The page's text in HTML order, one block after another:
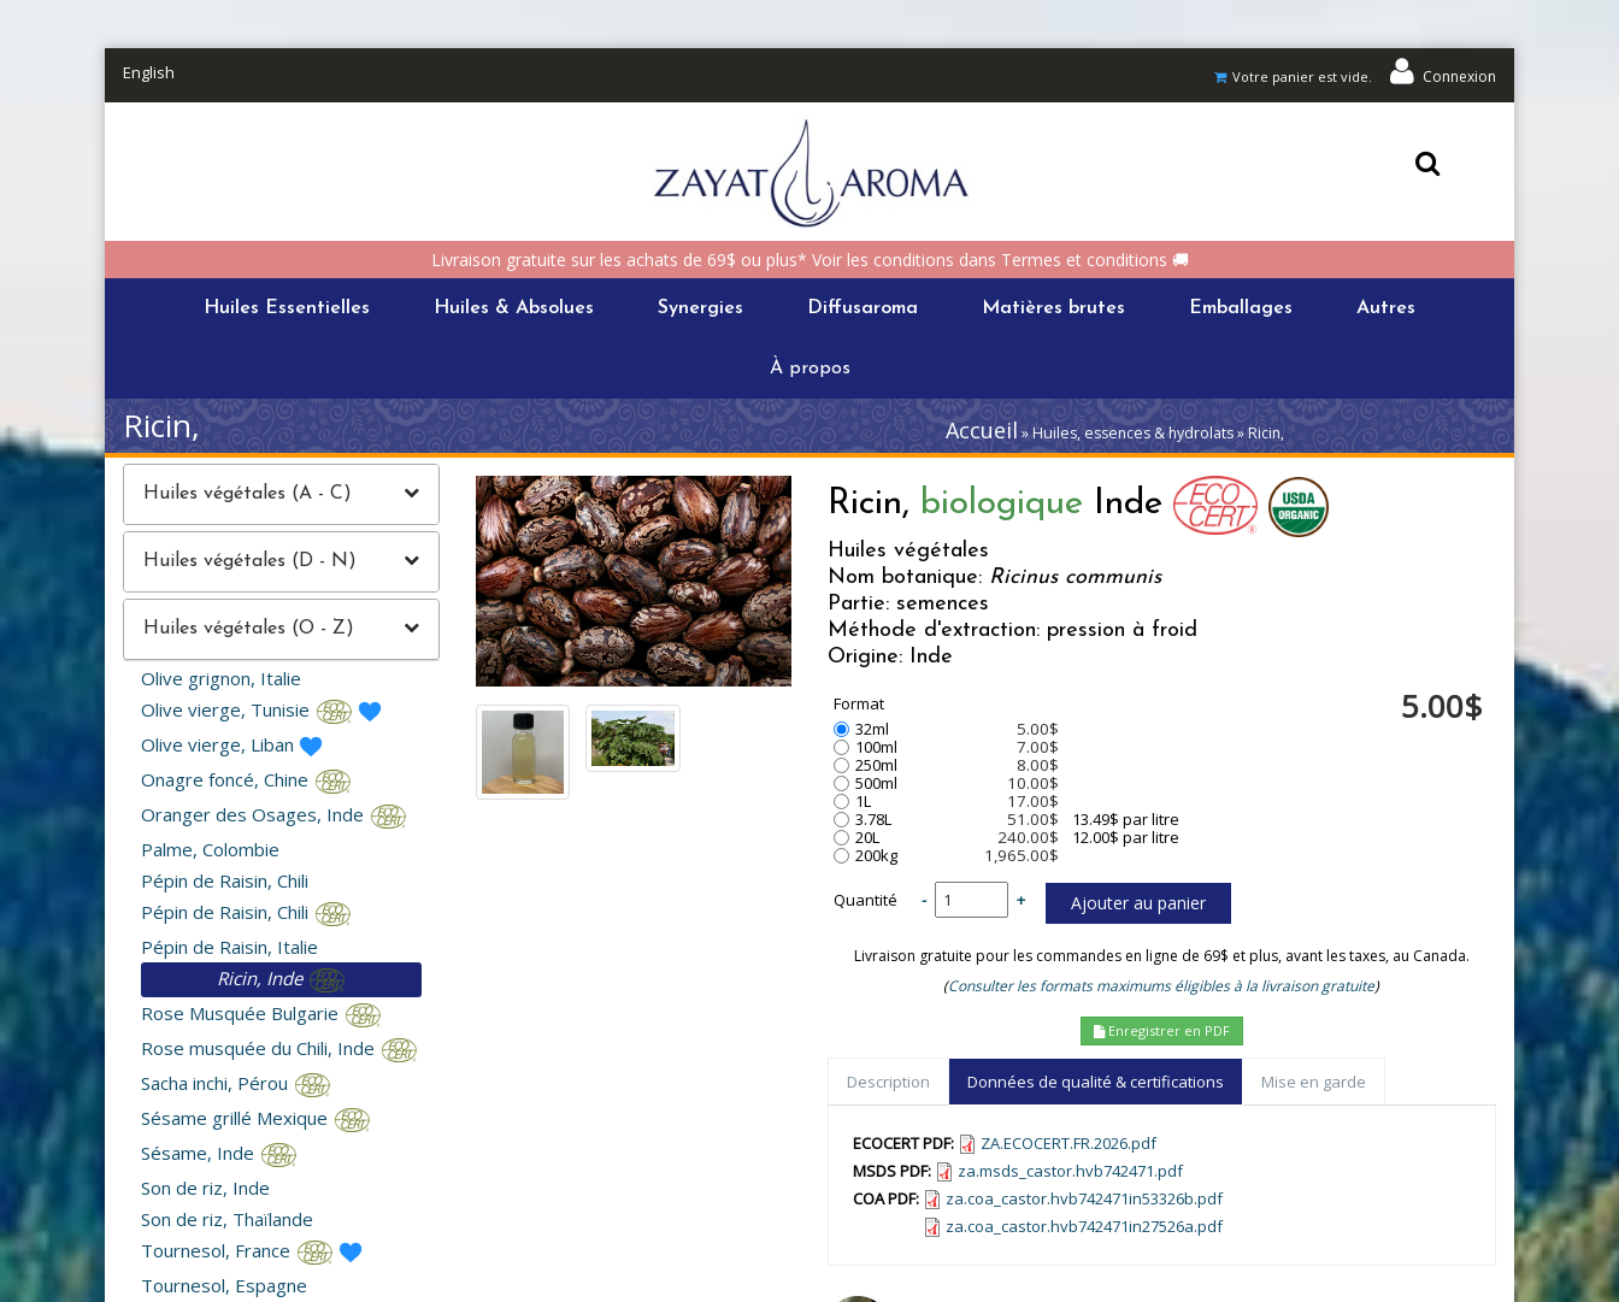
Aller au contenu principal
English Votre panier est vide. Connexion
Livraison gratuite sur les achats de 69$ ou plus* Voir les conditions dans Termes et conditions 🚚
Huiles Essentielles Huiles & Absolues Synergies Diffusaroma Matières brutes Emballages Autres
À propos
Ricin, Accueil » Huiles, essences & hydrolats » Ricin,
Huiles végétales (A - C)
Huiles végétales (D - N)
Huiles végétales (O - Z)
Olive grignon, Italie
Olive vierge, Tunisie
Olive vierge, Liban
Onagre foncé, Chine
Oranger des Osages, Inde
Palme, Colombie
Pépin de Raisin, Chili
Pépin de Raisin, Chili
Pépin de Raisin, Italie
Ricin, Inde
Rose Musquée Bulgarie
Rose musquée du Chili, Inde
Sacha inchi, Pérou
Sésame grillé Mexique
Sésame, Inde
Son de riz, Inde
Son de riz, Thaïlande
Tournesol, France
Tournesol, Espagne
Ricin, biologique Inde
Huiles végétales
Nom botanique: Ricinus communis
Partie: semences
Méthode d'extraction: pression à froid
Origine: Inde
Format
32ml
5.00$
100ml
7.00$
250ml
8.00$
500ml
10.00$
1L
17.00$
3.78L
51.00$
13.49$ par litre
20L
240.00$
12.00$ par litre
200kg
1,965.00$
Quantité - +
5.00$
Livraison gratuite pour les commandes en ligne de 69$ et plus, avant les taxes, au Canada.
(Consulter les formats maximums éligibles à la livraison gratuite)
Enregistrer en PDF
Description Données de qualité & certifications Mise en garde
ECOCERT PDF:
ZA.ECOCERT.FR.2026.pdf
MSDS PDF:
za.msds_castor.hvb742471.pdf
COA PDF:
za.coa_castor.hvb742471in53326b.pdf
za.coa_castor.hvb742471in27526a.pdf